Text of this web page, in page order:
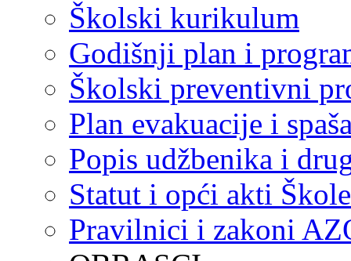
Školski kurikulum
Godišnji plan i
Školski preventivni
Plan evakuacije i
Popis udžbenika i
Statut i opći akti Škole
Pravilnici i zakoni